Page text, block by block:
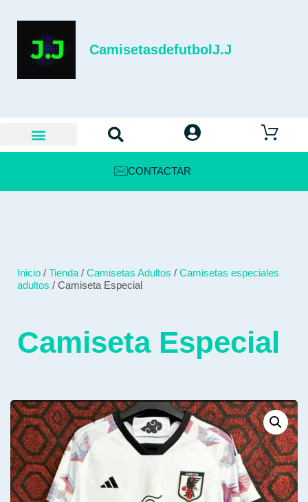
CamisetasdefutbolJ.J
CONTACTAR
Inicio / Tienda / Camisetas Adultos / Camisetas especiales
adultos / Camiseta Especial
Camiseta Especial